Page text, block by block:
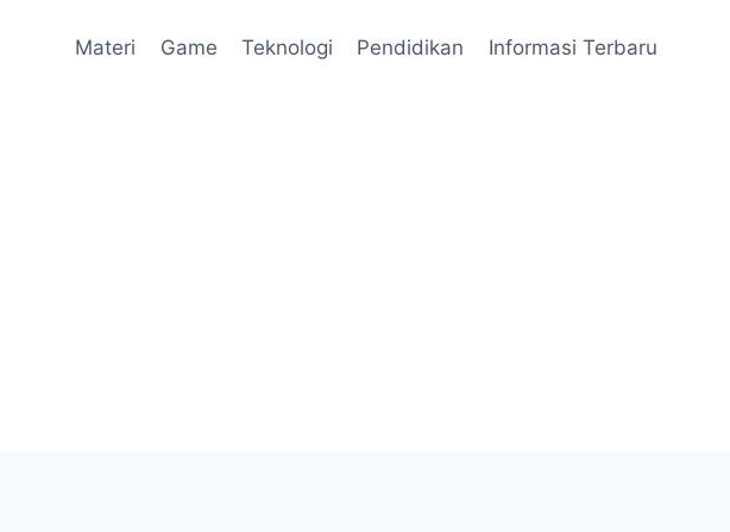
Materi Game Teknologi Pendidikan Informasi Terbaru